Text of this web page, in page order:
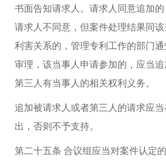
书面告知请求人。请求人同意追加的
请求人不同意，但案件处理结果同
利害关系的，管理专利工作的部门
审理，该当事人申请参加的，应当
第三人有当事人的相关权利义务。
追加被请求人或者第三人的请求应
出，否则不予支持。
第二十五条 合议组应当对案件认定